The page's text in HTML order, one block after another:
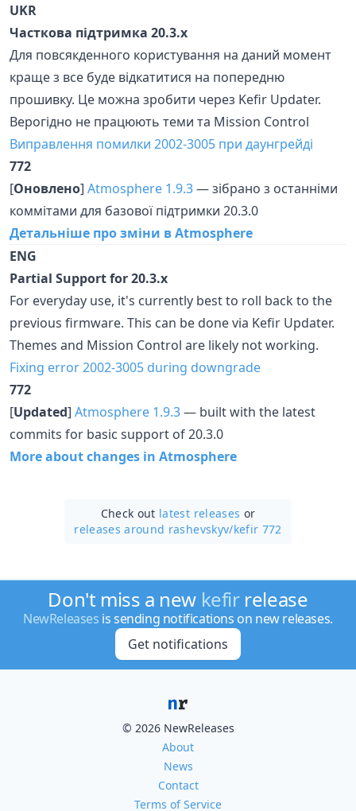
UKR
Часткова підтримка 20.3.x
Для повсякденного користування на даний момент
краще з все буде відкатитися на попередню
прошивку. Це можна зробити через Kefir Updater.
Верогідно не працюють теми та Mission Control
Виправлення помилки 2002-3005 при даунгрейді
772
[Оновлено] Atmosphere 1.9.3— зібрано з останніми
коммітами для базової підтримки 20.3.0
Детальніше про зміни в Atmosphere
ENG
Partial Support for 20.3.x
For everyday use, it's currently best to roll back to the
previous firmware. This can be done via Kefir Updater.
Themes and Mission Control are likely not working.
Fixing error 2002-3005 during downgrade
772
[Updated] Atmosphere 1.9.3— built with the latest
commits for basic support of 20.3.0
More about changes in Atmosphere
Check out latest releases or
releases around rashevskyv/kefir 772
Don't miss a new kefirrelease
NewReleases is sending notifications on new releases.
Get notifications
© 2026 NewReleases
About
News
Contact
Terms of Service